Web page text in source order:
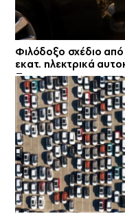
Φιλόδοξο σχέδιο από
εκατ. ηλεκτρικά